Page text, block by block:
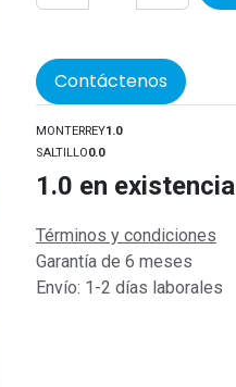
Contáctenos
MONTERREY1.0
SALTILLO0.0
1.0 en existencia
Términos y condiciones
Garantía de 6 meses
Envío: 1-2 días laborales